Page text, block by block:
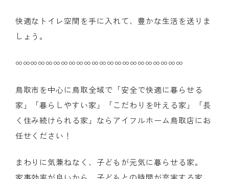
快適なトイレ空間を手に入れて、豊かな生活を送りま
しょう。
∞∞∞∞∞∞∞∞∞∞∞∞∞∞∞∞∞∞∞∞∞∞
鳥取市を中心に鳥取全域で「安全で快適に暮らせる
家」「暮らしやすい家」「こだわりを叶える家」「長
く住み続けられる家」ならアイフルホーム鳥取店にお
任せください！
まわりに気兼ねなく、子どもが元気に暮らせる家。